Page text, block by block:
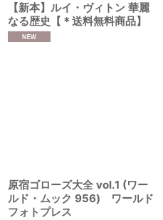
【新本】ルイ・ヴィトン 華麗
なる歴史【＊送料無料商品】
原宿ゴローズ大全 vol.1 (ワー
ルド・ムック 956) ワールド
フォトプレス